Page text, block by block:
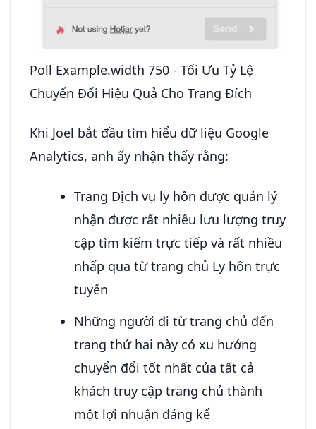
Poll Example.width 750 - Tối Ưu Tỷ Lệ
Chuyển Đổi Hiệu Quả Cho Trang Đích
Khi Joel bắt đầu tìm hiểu dữ liệu Google
Analytics, anh ấy nhận thấy rằng:
Trang Dịch vụ ly hôn được quản lý
nhận được rất nhiều lưu lượng truy
cập tìm kiếm trực tiếp và rất nhiều
nhấp qua từ trang chủ Ly hôn trực
tuyến
Những người đi từ trang chủ đến
trang thứ hai này có xu hướng
chuyển đổi tốt nhất của tất cả
khách truy cập trang chủ thành
một lợi nhuận đáng kể